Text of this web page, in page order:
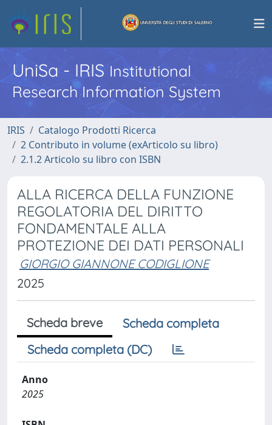
UniSa - IRISInstitutional
Research Information System
IRIS
Catalogo Prodotti Ricerca
2 Contributo in volume (exArticolo su libro)
2.1.2 Articolo su libro con ISBN
ALLA RICERCA DELLA FUNZIONE
REGOLATORIA DEL DIRITTO
FONDAMENTALE ALLA
PROTEZIONE DEI DATI PERSONALI
GIORGIO GIANNONE CODIGLIONE
2025
Scheda breve
Scheda completa
Scheda completa (DC)
Anno
2025